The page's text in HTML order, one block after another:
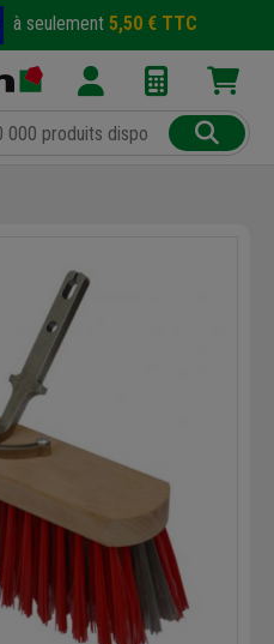
à seulement 5,50 € TTC